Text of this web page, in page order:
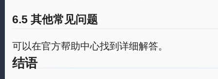
6.5 其他常见问题
可以在官方帮助中心找到详细解答。
结语